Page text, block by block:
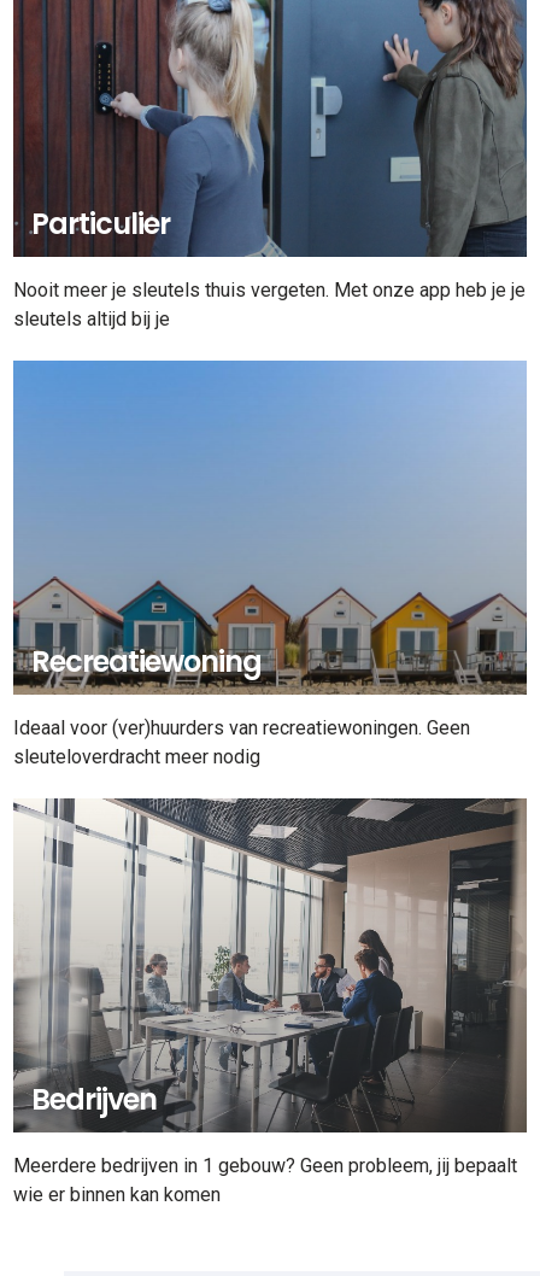
Particulier
Nooit meer je sleutels thuis vergeten. Met onze app heb je je
sleutels altijd bij je
Recreatiewoning
Ideaal voor (ver)huurders van recreatiewoningen. Geen
sleuteloverdracht meer nodig
Bedrijven
Meerdere bedrijven in 1 gebouw? Geen probleem, jij bepaalt
wie er binnen kan komen